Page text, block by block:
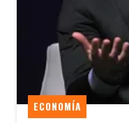
ECONOMÍA